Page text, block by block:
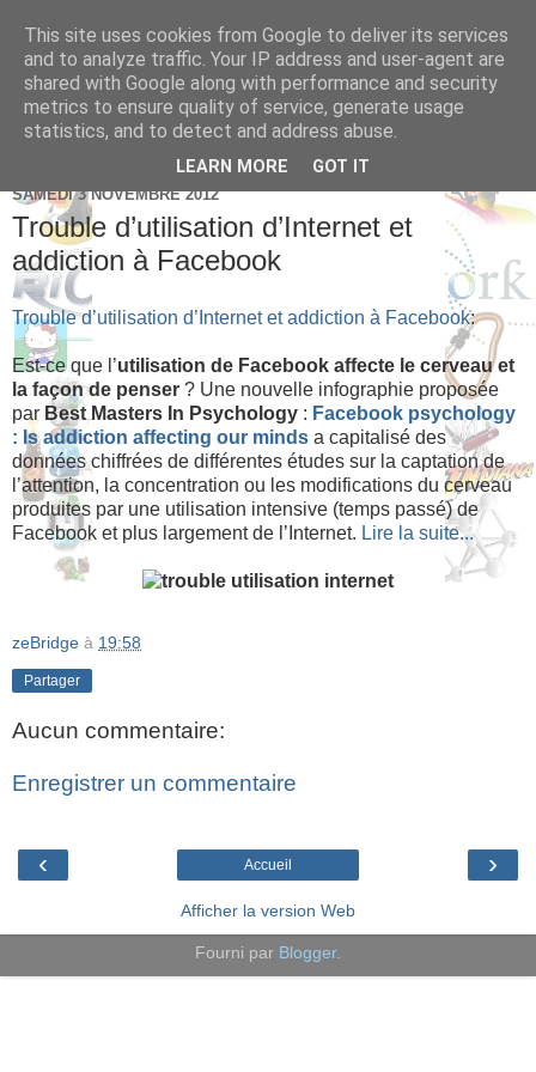
Brice Cornet: serial
entrepreneur hédoniste
SAMEDI 3 NOVEMBRE 2012
Trouble d’utilisation d’Internet et
addiction à Facebook
Trouble d’utilisation d’Internet et addiction à Facebook:
Est-ce que l’utilisation de Facebook affecte le cerveau et
la façon de penser ? Une nouvelle infographie proposée
par Best Masters In Psychology : Facebook psychology
: Is addiction affecting our minds a capitalisé des
données chiffrées de différentes études sur la captation de
l’attention, la concentration ou les modifications du cerveau
produites par une utilisation intensive (temps passé) de
Facebook et plus largement de l’Internet. Lire la suite...
zeBridge à 19:58
Partager
Aucun commentaire:
Enregistrer un commentaire
‹ ›
Accueil
Afficher la version Web
Fourni par Blogger.
This site uses cookies from Google to deliver its services
and to analyze traffic. Your IP address and user-agent are
shared with Google along with performance and security
metrics to ensure quality of service, generate usage
statistics, and to detect and address abuse.
LEARN MORE GOT IT